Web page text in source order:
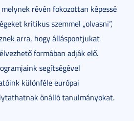
révén fokozottan képessé
kritikus szemmel „olvasni”,
arra, hogy álláspontjukat
formában adják elő.
segítségével
különféle európai
önálló tanulmányokat.